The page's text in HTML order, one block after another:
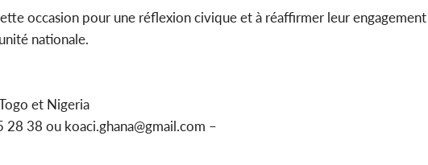
occasion pour une réflexion civique et à réaffirmer leur
nationale.
et Nigeria
38 ou koaci.ghana@gmail.com –